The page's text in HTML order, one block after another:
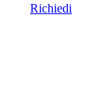
Richiedi